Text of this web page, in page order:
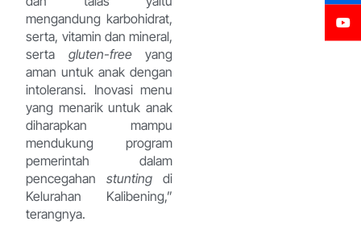
mengandung karbohidrat,
serta, vitamin dan mineral,
serta gluten-freeyang
aman untuk anak dengan
intoleransi. Inovasi menu
yang menarik untuk anak
diharapkan mampu
mendukung program
pemerintah dalam
pencegahanstunting di
Kelurahan Kalibening,”
terangnya.